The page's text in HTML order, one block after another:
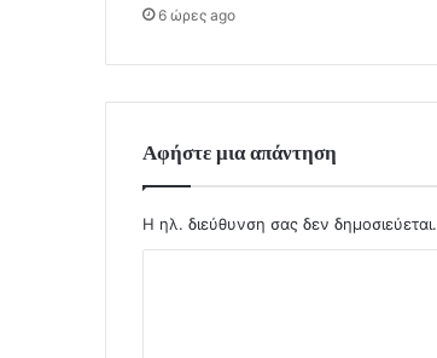
6 ώρες ago
Αφήστε μια απάντηση
Η ηλ. διεύθυνση σας δεν δημοσιεύεται.